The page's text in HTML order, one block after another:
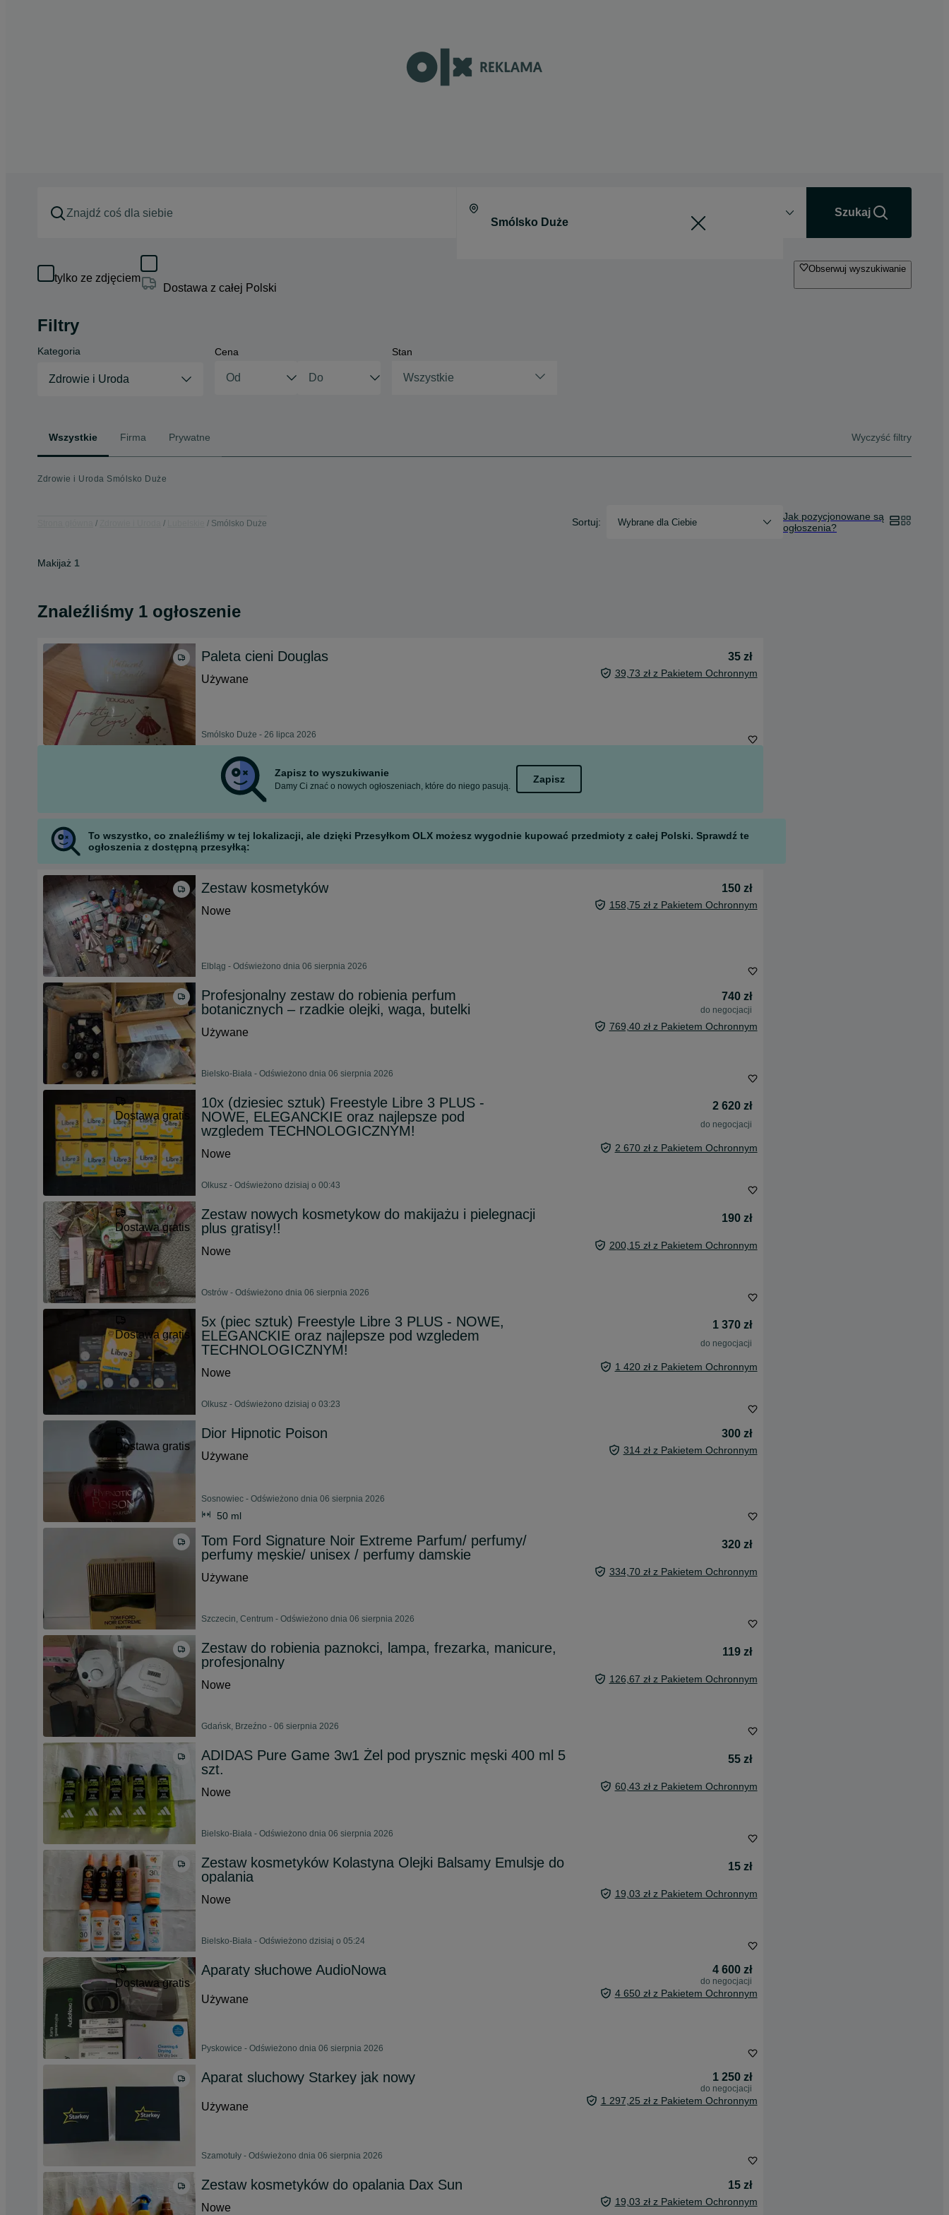
Szukaj
tylko ze zdjęciem
Dostawa z całej Polski
Obserwuj wyszukiwanie
Filtry
Kategoria
Zdrowie i Uroda
Cena Stan
Wszystkie
Wszystkie Firma Prywatne Wyczyść filtry
Zdrowie i Uroda Smólsko Duże
Smólsko Duże Sortuj: Wybrane dla Ciebie
Jak pozycjonowane są
ogłoszenia?
Makijaż 1
Znaleźliśmy 1 ogłoszenie
Paleta cieni Douglas
35 zł
Używane
39,73 zł z Pakietem Ochronnym
Smólsko Duże - 26 lipca 2026
Zapisz to wyszukiwanie
Damy Ci znać o nowych ogłoszeniach, które do niego pasują.
Zapisz
To wszystko, co znaleźliśmy w tej lokalizacji, ale dzięki Przesyłkom OLX możesz wygodnie kupować przedmioty z całej Polski. Sprawdź te
ogłoszenia z dostępną przesyłką:
Zestaw kosmetyków
150 zł
Nowe
158,75 zł z Pakietem Ochronnym
Elbląg - Odświeżono dnia 06 sierpnia 2026
Profesjonalny zestaw do robienia perfum
botanicznych – rzadkie olejki, waga, butelki
740 zł
do negocjacji
Używane 769,40 zł z Pakietem Ochronnym
Bielsko-Biała - Odświeżono dnia 06 sierpnia 2026
Dostawa gratis
10x (dziesiec sztuk) Freestyle Libre 3 PLUS -
NOWE, ELEGANCKIE oraz najlepsze pod
wzgledem TECHNOLOGICZNYM!
2 620 zł
do negocjacji
Nowe 2 670 zł z Pakietem Ochronnym
Olkusz - Odświeżono dzisiaj o 00:43
Dostawa gratis
Zestaw nowych kosmetykow do makijażu i pielegnacji
plus gratisy!!
190 zł
Nowe 200,15 zł z Pakietem Ochronnym
Ostrów - Odświeżono dnia 06 sierpnia 2026
Dostawa gratis
5x (piec sztuk) Freestyle Libre 3 PLUS - NOWE,
ELEGANCKIE oraz najlepsze pod wzgledem
TECHNOLOGICZNYM!
1 370 zł
do negocjacji
Nowe 1 420 zł z Pakietem Ochronnym
Olkusz - Odświeżono dzisiaj o 03:23
Dostawa gratis
Dior Hipnotic Poison
300 zł
Używane
314 zł z Pakietem Ochronnym
Sosnowiec - Odświeżono dnia 06 sierpnia 2026
50 ml
Tom Ford Signature Noir Extreme Parfum/ perfumy/
perfumy męskie/ unisex / perfumy damskie
320 zł
Używane 334,70 zł z Pakietem Ochronnym
Szczecin, Centrum - Odświeżono dnia 06 sierpnia 2026
Zestaw do robienia paznokci, lampa, frezarka, manicure,
profesjonalny
119 zł
Nowe 126,67 zł z Pakietem Ochronnym
Gdańsk, Brzeźno - 06 sierpnia 2026
ADIDAS Pure Game 3w1 Żel pod prysznic męski 400 ml 5
szt.
55 zł
Nowe 60,43 zł z Pakietem Ochronnym
Bielsko-Biała - Odświeżono dnia 06 sierpnia 2026
Zestaw kosmetyków Kolastyna Olejki Balsamy Emulsje do
opalania
15 zł
Nowe 19,03 zł z Pakietem Ochronnym
Bielsko-Biała - Odświeżono dzisiaj o 05:24
Dostawa gratis
Aparaty słuchowe AudioNowa 4 600 zł
do negocjacji
Używane 4 650 zł z Pakietem Ochronnym
Pyskowice - Odświeżono dnia 06 sierpnia 2026
Aparat sluchowy Starkey jak nowy 1 250 zł
do negocjacji
Używane 1 297,25 zł z Pakietem Ochronnym
Szamotuły - Odświeżono dnia 06 sierpnia 2026
Zestaw kosmetyków do opalania Dax Sun
15 zł
Nowe
19,03 zł z Pakietem Ochronnym